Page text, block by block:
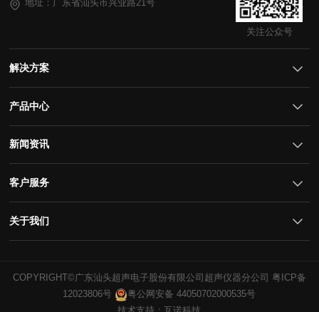
地址：广东省汕头市兴业路21号
解决方案
产品中心
新闻资讯
客户服务
关于我们
关注公众号
COPYRIGHT©广东汕头超声电子股份有限公司超声仪器分公司
12023806号
粤公网安备 44050702000535号